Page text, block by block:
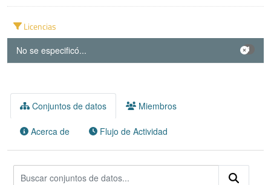
Licencias
No se especificó... 1
Conjuntos de datos Miembros
Acerca de Flujo de Actividad